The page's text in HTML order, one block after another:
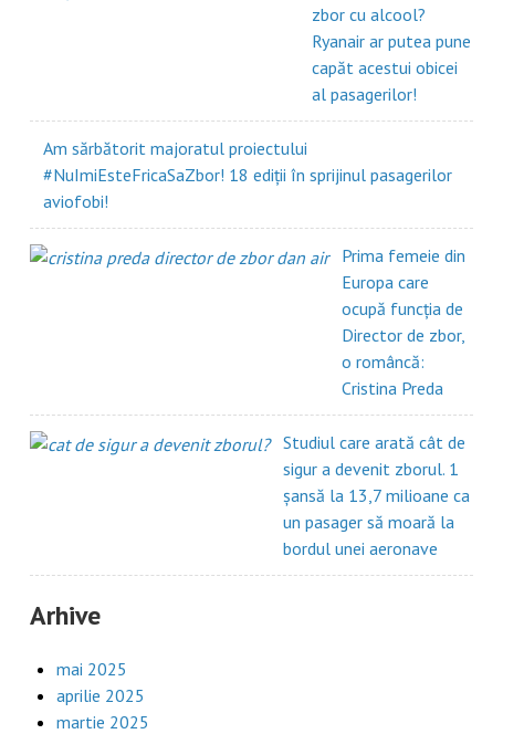
zbor cu alcool?
Ryanair ar putea pune
capăt acestui obicei
al pasagerilor!
Am sărbătorit majoratul proiectului
#NuImiEsteFricaSaZbor! 18 ediții în sprijinul pasagerilor
aviofobi!
Prima femeie din
Europa care
ocupă funcția de
Director de zbor,
o româncă:
Cristina Preda
Studiul care arată cât de
sigur a devenit zborul. 1
șansă la 13,7 milioane ca
un pasager să moară la
bordul unei aeronave
Arhive
mai 2025
aprilie 2025
martie 2025